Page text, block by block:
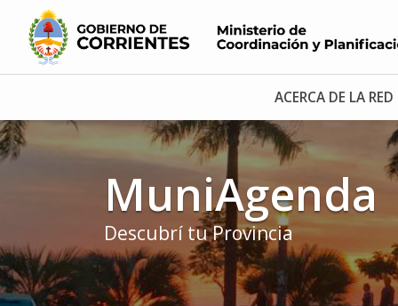
ACERCA DE LA RED
MuniAgenda
Descubrí tu Provincia